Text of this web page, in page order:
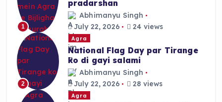
1
pradarshan
Abhimanyu Singh
July 22, 2026
24 views
2
Agra
National Flag Day par Tirange
ko di gayi salami
Abhimanyu Singh
July 22, 2026
28 views
Agra